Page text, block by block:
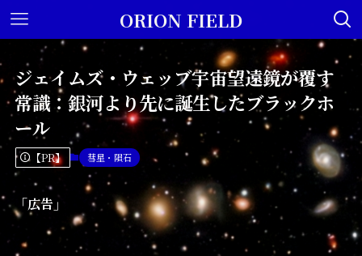
ORION FIELD
ジェイムズ・ウェッブ宇宙望遠鏡が覆す
常識：銀河より先に誕生したブラックホ
ール
【PR】 彗星・隕石
「広告」